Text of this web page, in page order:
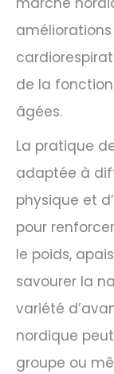
de la
âgées.
La pratique
adaptée à
physique et
pour
le poids,
savourer la
variété
nordique
groupe ou